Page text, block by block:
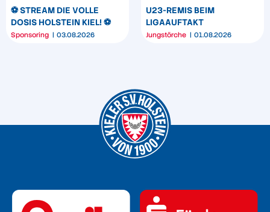
⚽️ STREAM DIE VOLLE
DOSIS HOLSTEIN KIEL! ⚽️
Sponsoring 03.08.2026
U23-REMIS BEIM
LIGAAUFTAKT
Jungstörche 01.08.2026